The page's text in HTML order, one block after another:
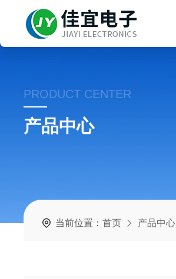
PRODUCT CENTER
产品中心
当前位置：首页 产品中心